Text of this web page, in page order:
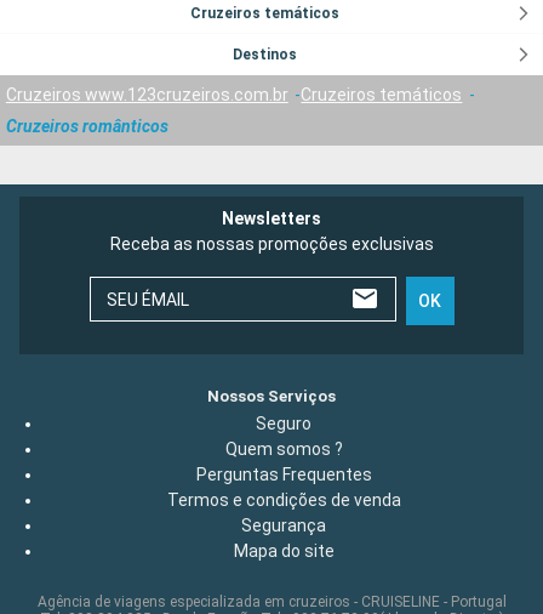
Cruzeiros temáticos
Destinos
Cruzeiros www.123cruzeiros.com.br
Cruzeiros temáticos
Cruzeiros românticos
Newsletters
Receba as nossas promoções exclusivas
SEU ÉMAIL OK
Nossos Serviços
Seguro
Quem somos ?
Perguntas Frequentes
Termos e condições de venda
Segurança
Mapa do site
Agência de viagens especializada em cruzeiros - CRUISELINE - Portugal